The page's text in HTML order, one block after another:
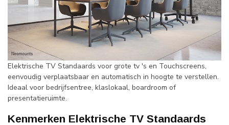
Elektrische TV Standaards voor grote tv 's en Touchscreens,
eenvoudig verplaatsbaar en automatisch in hoogte te verstellen.
Ideaal voor bedrijfsentree, klaslokaal, boardroom of
presentatieruimte.
Kenmerken Elektrische TV Standaards